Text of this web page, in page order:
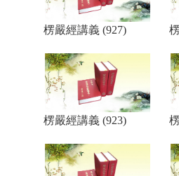
楞嚴經講義 (927)
楞嚴經講義 (923)